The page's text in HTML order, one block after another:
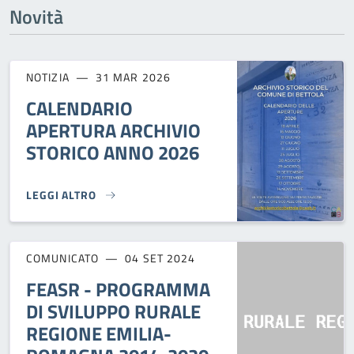
Novità
NOTIZIA 31 MAR 2026
CALENDARIO
APERTURA ARCHIVIO
STORICO ANNO 2026
LEGGI ALTRO
CALENDARIO APERTURA ARCHIVIO STORICO ANNO 2026}
COMUNICATO 04 SET 2024
FEASR - PROGRAMMA
DI SVILUPPO RURALE
REGIONE EMILIA-